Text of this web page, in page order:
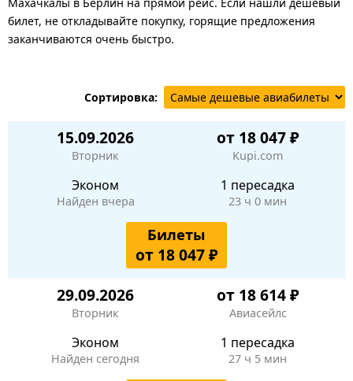
билет, не откладывайте покупку, горящие предложения
заканчиваются очень быстро.
Сортировка:
15.09.2026
Вторник
от 18 047 ₽
Kupi.com
Эконом
Найден вчера
1 пересадка
23 ч 0 мин
Билеты
от 18 047 ₽
29.09.2026
Вторник
от 18 614 ₽
Авиасейлс
Эконом
Найден сегодня
1 пересадка
27 ч 5 мин